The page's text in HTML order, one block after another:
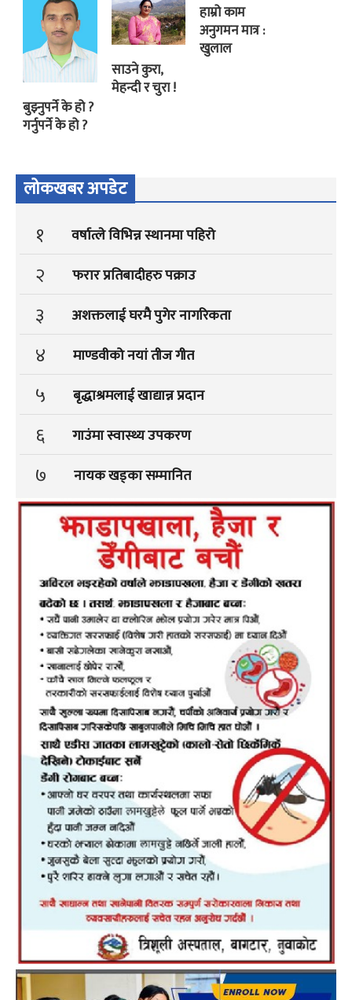
बुझ्नुपर्ने के हो ?
गर्नुपर्ने के हो ?
साउने कुरा,
मेहन्दी र चुरा !
हाम्रो काम
अनुगमन मात्र :
खुलाल
लोकखबर अपडेट
१ वर्षात्ले विभिन्न स्थानमा पहिरो
२ फरार प्रतिबादीहरु पक्राउ
३ अशक्तलाई घरमै पुगेर नागरिकता
४ माण्डवीको नयां तीज गीत
५ बृद्धाश्रमलाई खाद्यान्न प्रदान
६ गाउंमा स्वास्थ्य उपकरण
७ नायक खड्का सम्मानित